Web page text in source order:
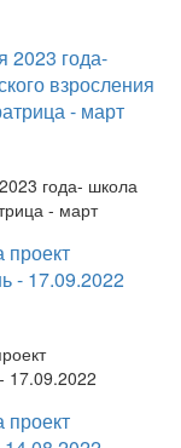
2023 года-
взросления
- март
года- школа
- март
- 17.09.2022
17.09.2022